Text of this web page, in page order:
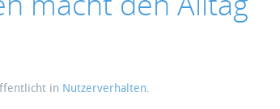
in Nutzerverhalten.